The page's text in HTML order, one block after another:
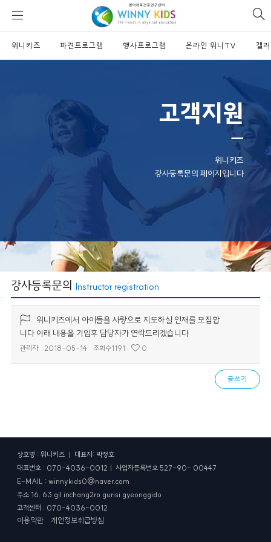
위
니
키
즈
위니키즈 파견프로그램 행사프로그램 온라인 위니TV 갤
고객지원
ㅡ
위니키즈
강사등록문의 페이지입니다
강사등록문의 Instructor registration
위니키즈에서 아이들을 사랑으로 지도하실 인재를 모집합
니다 아래 내용을 기입후 담당자가 연락드리겠습니다
관리자 2018-05-14 조회수1191 0
글쓰기
상호명 : 위니키즈 ㅣ 대표자: 박정호
대표번호 : 070-4036-0012ㅣ 사업자등록번호:527-90- 00447
E-MAIL : winnykids0@naver.com
주소:16. 63 gil inchang2ro gurisi gyeonggido
고객센터 : 070-4036-0012
이용약관 개인정보취급방침